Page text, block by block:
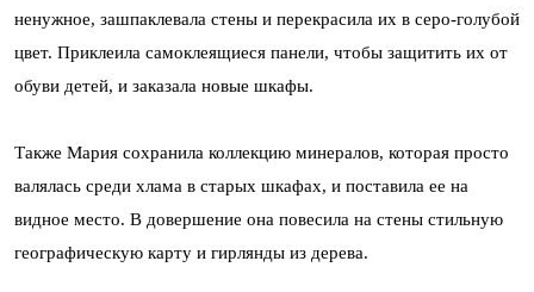
ненужное, зашпаклевала стены и перекрасила их в серо-голубой
цвет. Приклеила самоклеящиеся панели, чтобы защитить их от
обуви детей, и заказала новые шкафы.
Также Мария сохранила коллекцию минералов, которая просто
валялась среди хлама в старых шкафах, и поставила ее на
видное место. В довершение она повесила на стены стильную
географическую карту и гирлянды из дерева.